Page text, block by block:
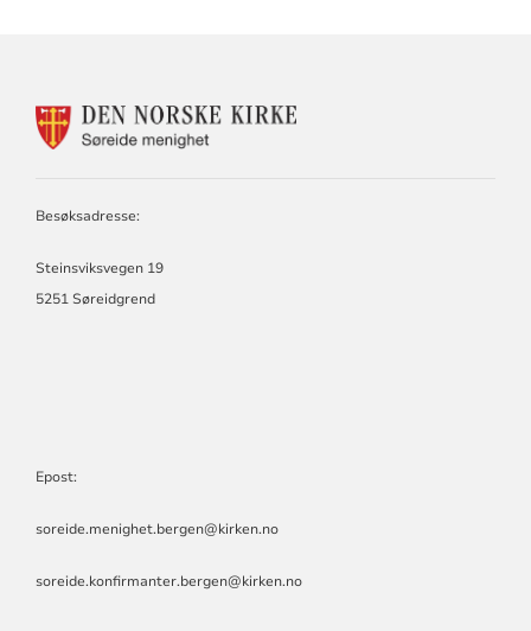
KONTAKTINFORMASJON
Besøksadresse:
Steinsviksvegen 19
5251 Søreidgrend
Epost:
soreide.menighet.bergen@kirken.no
soreide.konfirmanter.bergen@kirken.no